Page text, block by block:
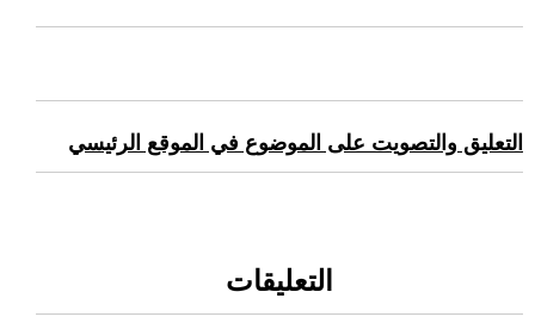
التعليق والتصويت على الموضوع في الموقع الرئيسي
التعليقات